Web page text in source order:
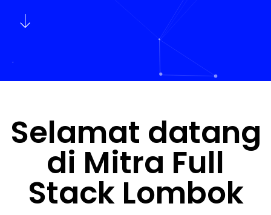
Selamat datang
di Mitra Full
Stack Lombok